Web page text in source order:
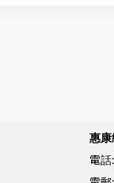
惠
電話: